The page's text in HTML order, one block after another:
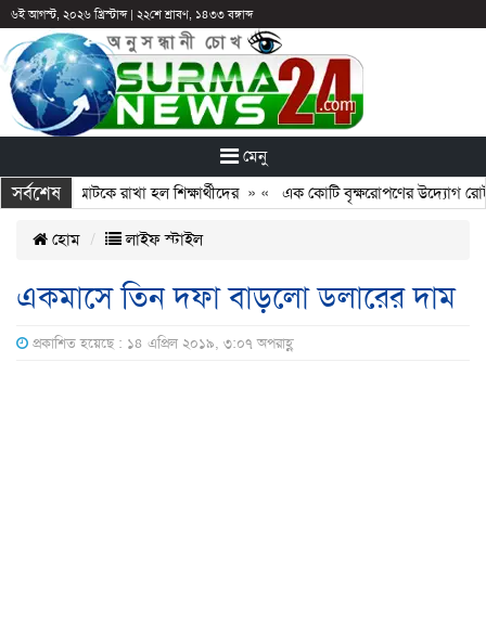
৬ই আগস্ট, ২০২৬ খ্রিস্টাব্দ| ২২শে শ্রাবণ, ১৪৩৩ বঙ্গাব্দ
মেনু
সর্বশেষ
পরও আটকে রাখা হল শিক্ষার্থীদের» « এক কোটি বৃক্ষরোপণের উদ্যোগ
হোম লাইফ স্টাইল
একমাসে তিন দফা বাড়লো ডলারের দাম
প্রকাশিত হয়েছে : ১৪ এপ্রিল ২০১৯, ৩:০৭ অপরাহ্ণ